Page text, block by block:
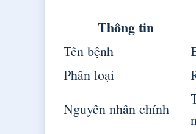
Thông tin
Tên bệnh
Phân loại
Nguyên nhân chính